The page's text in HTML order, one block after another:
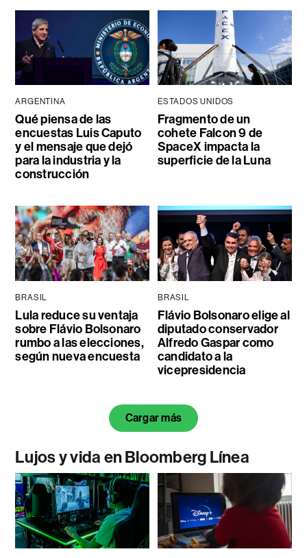
ARGENTINA
Qué piensa de las
encuestas Luis Caputo
y el mensaje que dejó
para la industria y la
construcción
ESTADOS UNIDOS
Fragmento de un
cohete Falcon 9 de
SpaceX impacta la
superficie de la Luna
BRASIL
Lula reduce su ventaja
sobre Flávio Bolsonaro
rumbo a las elecciones,
según nueva encuesta
BRASIL
Flávio Bolsonaro elige al
diputado conservador
Alfredo Gaspar como
candidato a la
vicepresidencia
Cargar más
Lujos y vida en Bloomberg Línea